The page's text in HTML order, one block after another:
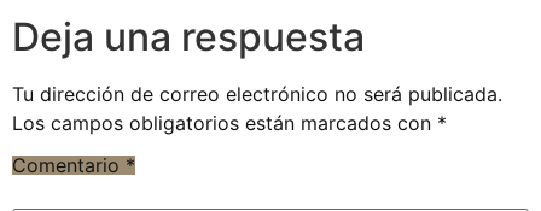
Deja una respuesta
Tu dirección de correo electrónico no será publicada.
Los campos obligatorios están marcados con *
Comentario *